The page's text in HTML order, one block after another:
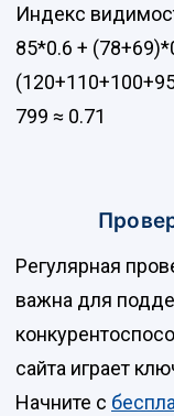
Индекс
85*0.6 +
799 ≈ 0.71
Регулярная
важна для
сайта играет
Начните с